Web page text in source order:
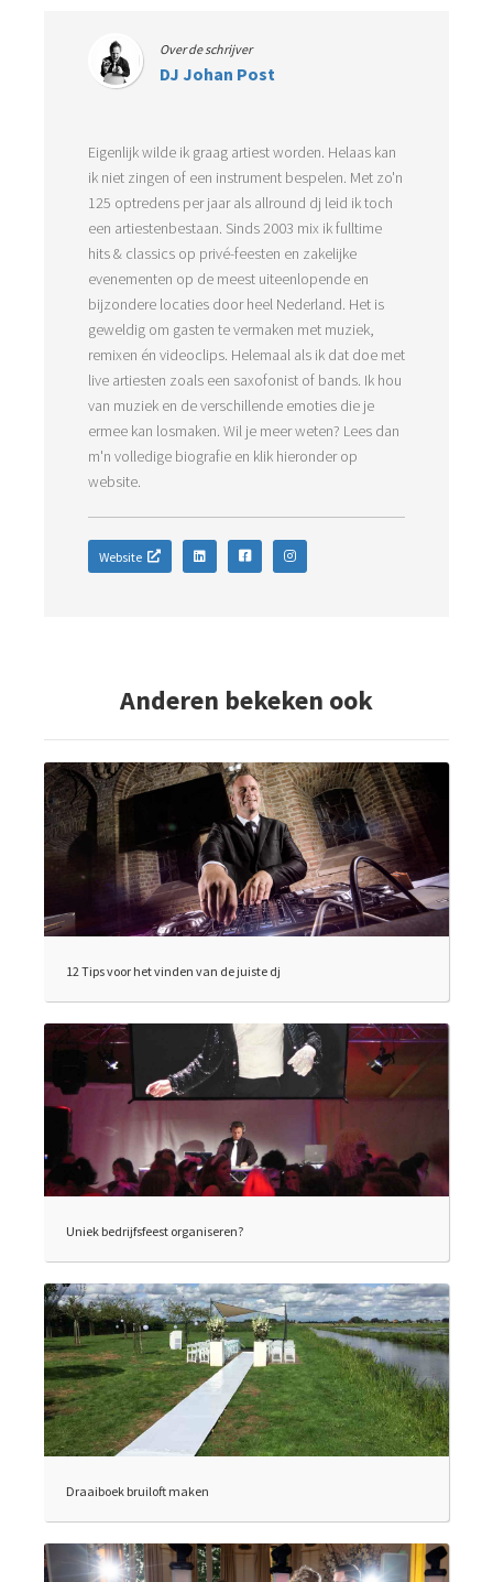
Over de schrijver
DJ Johan Post
Eigenlijk wilde ik graag artiest worden. Helaas kan
ik niet zingen of een instrument bespelen. Met zo'n
125 optredens per jaar als allround dj leid ik toch
een artiestenbestaan. Sinds 2003 mix ik fulltime
hits & classics op privé-feesten en zakelijke
evenementen op de meest uiteenlopende en
bijzondere locaties door heel Nederland. Het is
geweldig om gasten te vermaken met muziek,
remixen én videoclips. Helemaal als ik dat doe met
live artiesten zoals een saxofonist of bands. Ik hou
van muziek en de verschillende emoties die je
ermee kan losmaken. Wil je meer weten? Lees dan
m'n volledige biografie en klik hieronder op
website.
Website
Anderen bekeken ook
12 Tips voor het vinden van de juiste dj
Uniek bedrijfsfeest organiseren?
Draaiboek bruiloft maken